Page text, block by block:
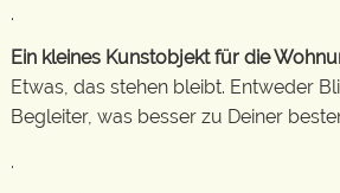
.
Ein kleines Kunstobjekt für die
Etwas, das stehen bleibt. Entweder
Begleiter, was besser zu Deiner
.